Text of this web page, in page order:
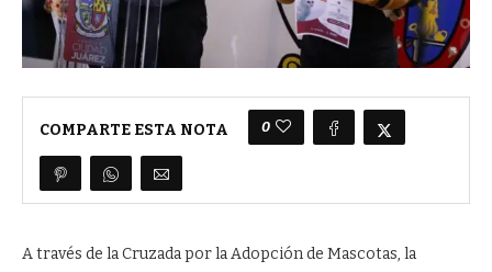
COMPARTE ESTA NOTA 0
A través de la Cruzada por la Adopción de Mascotas, la